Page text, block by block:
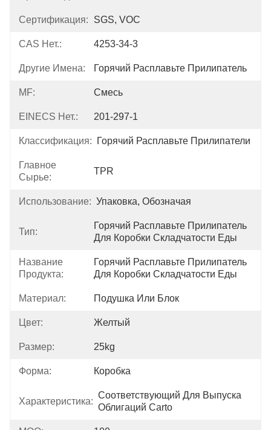
Сертификация: SGS, VOC
CAS Нет.: 4253-34-3
Другие Имена: Горячий Расплавьте Прилипатель
MF: Смесь
EINECS Нет.: 201-297-1
Классификация: Горячий Расплавьте Прилипатели
Главное
Сырье:
TPR
Использование: Упаковка, Обозначая
Тип:
Горячий Расплавьте Прилипатель
Для Коробки Складчатости Еды
Название
Продукта:
Горячий Расплавьте Прилипатель
Для Коробки Складчатости Еды
Материал: Подушка Или Блок
Цвет: Желтый
Размер: 25kg
Форма: Коробка
Характеристика:
Соответствующий Для Выпуска
Облигаций Carto